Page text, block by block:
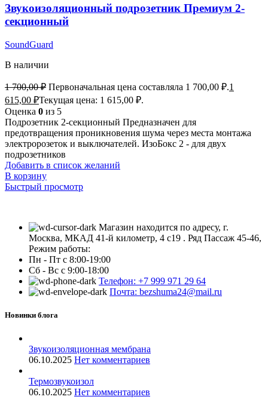
Звукоизоляционный подрозетник Премиум 2-
секционный
SoundGuard
В наличии
1 700,00₽ Первоначальная цена составляла 1 700,00 ₽.1
615,00 ₽Текущая цена: 1 615,00 ₽.
Оценка 0 из 5
Подрозетник 2-секционный Предназначен для
предотвращения проникновения шума через места монтажа
электророзеток и выключателей. ИзоБокс 2 - для двух
подрозетников
Добавить в список желаний
В корзину
Быстрый просмотр
Магазин находится по адресу, г.
Москва, МКАД 41-й километр, 4 с19 . Ряд Пассаж 45-46,
Режим работы:
Пн - Пт с 8:00-19:00
Сб - Вс с 9:00-18:00
Телефон: +7 999 971 29 64
Почта: bezshuma24@mail.ru
Новинки блога
Звукоизоляционная мембрана
06.10.2025 Нет комментариев
Термозвукоизол
06.10.2025 Нет комментариев